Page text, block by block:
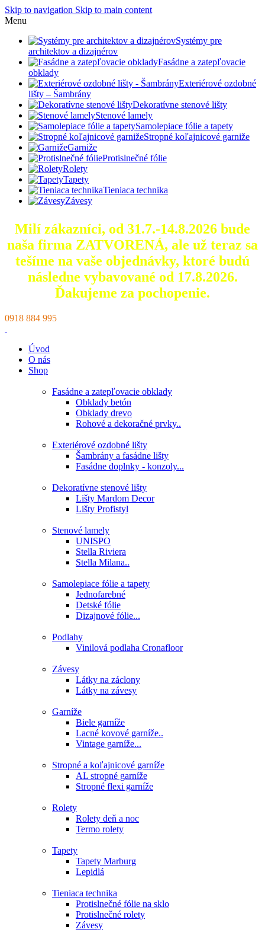
Skip to navigation Skip to main content
Menu
Systémy pre
architektov a dizajnérov
Fasádne a zatepľovacie
obklady
Exteriérové ozdobné
lišty – Šambrány
Dekoratívne stenové lišty
Stenové lamely
Samolepiace fólie a tapety
Stropné koľajnicové garniže
Garniže
Protislnečné fólie
Rolety
Tapety
Tieniaca technika
Závesy
Milí zákazníci, od 31.7.-14.8.2026 bude
naša firma ZATVORENÁ, ale už teraz sa
tešíme na vaše objednávky, ktoré budú
následne vybavované od 17.8.2026.
Ďakujeme za pochopenie.
0918 884 995
Úvod
O nás
Shop
Fasádne a zatepľovacie obklady
Obklady betón
Obklady drevo
Rohové a dekoračné prvky..
Exteriérové ozdobné lišty
Šambrány a fasádne lišty
Fasádne doplnky - konzoly...
Dekoratívne stenové lišty
Lišty Mardom Decor
Lišty Profistyl
Stenové lamely
UNISPO
Stella Riviera
Stella Milana..
Samolepiace fólie a tapety
Jednofarebné
Detské fólie
Dizajnové fólie...
Podlahy
Vinilová podlaha Cronafloor
Závesy
Látky na záclony
Látky na závesy
Garníže
Biele garníže
Lacné kovové garníže..
Vintage garníže...
Stropné a koľajnicové garníže
AL stropné garníže
Stropné flexi garníže
Rolety
Rolety deň a noc
Termo rolety
Tapety
Tapety Marburg
Lepidlá
Tieniaca technika
Protislnečné fólie na sklo
Protislnečné rolety
Závesy